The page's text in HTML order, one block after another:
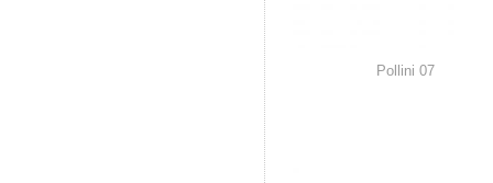
Pollini 07